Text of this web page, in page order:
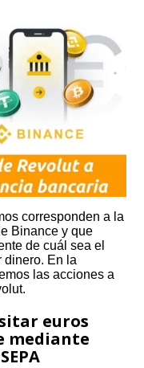
corresponden a la
Binance y que
de cuál sea el
dinero. En la
las acciones a
euros
mediante